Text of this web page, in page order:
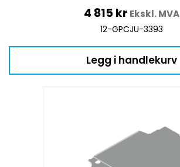
4 815 kr Ekskl. MVA
12-GPCJU-3393
Legg i handlekurv